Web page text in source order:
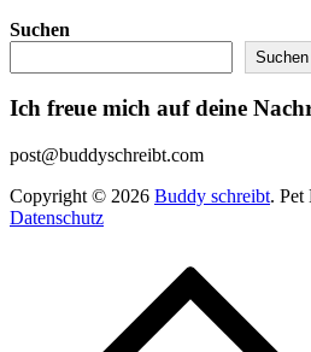
Suchen
Suchen
Ich freue mich auf deine
post@buddyschreibt.com
Copyright © 2026 Buddy schreibt. Pet
Datenschutz